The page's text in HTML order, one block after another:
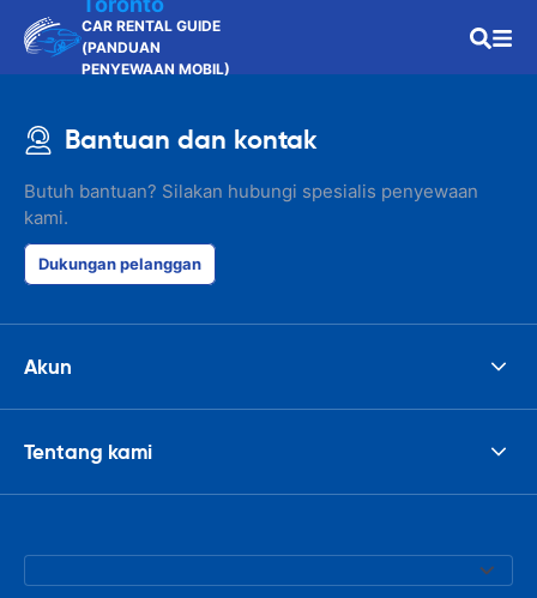
CAR RENTAL GUIDE
(PANDUAN
PENYEWAAN MOBIL)
Bantuan dan kontak
Butuh bantuan? Silakan hubungi spesialis penyewaan
kami.
Dukungan pelanggan
Akun
Tentang kami